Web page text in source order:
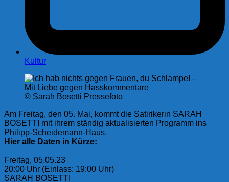
Kultur
© Sarah Bosetti Pressefoto
Am Freitag, den 05. Mai, kommt die Satirikerin SARAH
BOSETTI mit ihrem ständig aktualisierten Programm ins
Philipp-Scheidemann-Haus.
Hier alle Daten in Kürze:
Freitag, 05.05.23
20:00 Uhr (Einlass: 19:00 Uhr)
SARAH BOSETTI